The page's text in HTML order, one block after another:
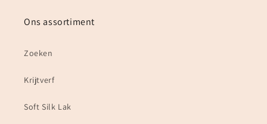
Ons assortiment
Zoeken
Krijtverf
Soft Silk Lak